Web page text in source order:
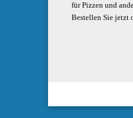
für Pizzen und
Bestellen Sie jetzt